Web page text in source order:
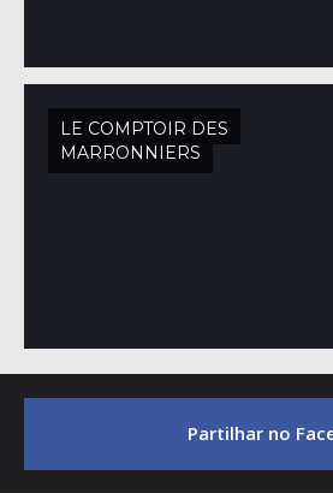
LE COMPTOIR DES
MARRONNIERS
Partilhar no